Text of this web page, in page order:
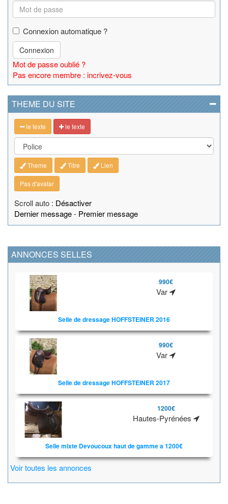
Connexion automatique ?
Connexion
Mot de passe oublié ?
Pas encore membre : incrivez-vous
THEME DU SITE
le texte le texte
Theme Titre Lien
Pas d'avatar
Scroll auto : Désactiver
Dernier message- Premier message
ANNONCES SELLES
990€
Var
Selle de dressage HOFFSTEINER 2016
990€
Var
Selle de dressage HOFFSTEINER 2017
1200€
Hautes-Pyrénées
Selle mixte Devoucoux haut de gamme a 1200€
Voir toutes les annonces